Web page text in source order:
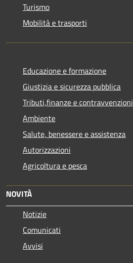
Turismo
Mobilità e trasporti
Educazione e formazione
Giustizia e sicurezza pubblica
Tributi,finanze e contravvenzioni
Ambiente
Salute, benessere e assistenza
Autorizzazioni
Agricoltura e pesca
NOVITÀ
Notizie
Comunicati
Avvisi